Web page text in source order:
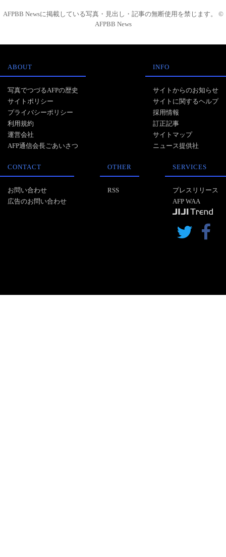
AFPBB Newsに掲載している写真・見出し・記事の無断使用を禁じます。 ©
AFPBB News
ABOUT
写真でつづるAFPの歴史
サイトポリシー
プライバシーポリシー
利用規約
運営会社
AFP通信会長ごあいさつ
INFO
サイトからのお知らせ
サイトに関するヘルプ
採用情報
訂正記事
サイトマップ
ニュース提供社
CONTACT
お問い合わせ
広告のお問い合わせ
OTHER
RSS
SERVICES
プレスリリース
AFP WAA